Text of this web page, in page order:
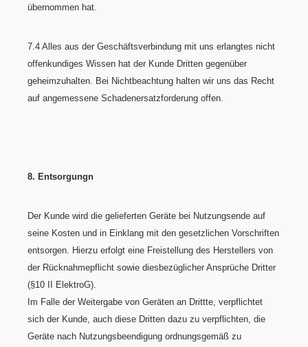
übernommen hat.
7.4 Alles aus der Geschäftsverbindung mit uns erlangtes nicht
offenkundiges Wissen hat der Kunde Dritten gegenüber
geheimzuhalten. Bei Nichtbeachtung halten wir uns das Recht
auf angemessene Schadenersatzforderung offen.
8. Entsorgungn
Der Kunde wird die gelieferten Geräte bei Nutzungsende auf
seine Kosten und in Einklang mit den gesetzlichen Vorschriften
entsorgen. Hierzu erfolgt eine Freistellung des Herstellers von
der Rücknahmepflicht sowie diesbezüglicher Ansprüche Dritter
(§10 II ElektroG).
Im Falle der Weitergabe von Geräten an Drittte, verpflichtet
sich der Kunde, auch diese Dritten dazu zu verpflichten, die
Geräte nach Nutzungsbeendigung ordnungsgemäß zu